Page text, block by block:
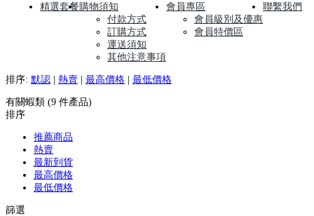
精選套餐購物須知
付款方式
訂購方式
運送須知
其他注意事項
會員專區
會員級別及優惠
會員特價區
聯繫我們
排序: 默認 熱賣 最高價格 最低價格
有關蝦類 (9 件產品)
排序
推薦商品
熱賣
最新到貨
最高價格
最低價格
篩選